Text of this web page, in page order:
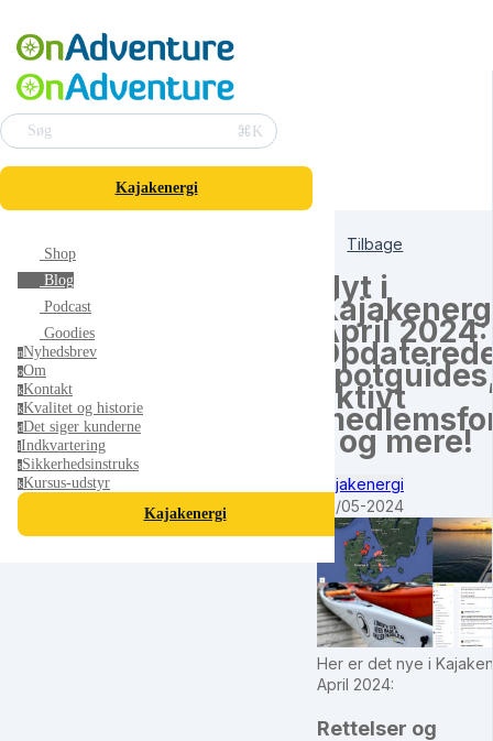
Søg ⌘K
Kajakenergi
Shop
Blog
Podcast
Goodies
nNyhedsbrev
oOm
kKontakt
kKvalitet og historie
dDet siger kunderne
iIndkvartering
sSikkerhedsinstruks
kKursus-udstyr
Kajakenergi
Tilbage
Nyt i
April 2024:
aktivt
- og mere!
Kajakenergi
03/05-2024
Her er det nye i
April 2024:
Rettelser og